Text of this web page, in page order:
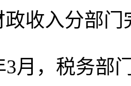
政收入分部门
3月，税务部